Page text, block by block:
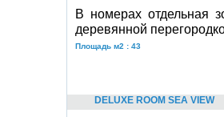
В номерах отдельная
деревянной
Площадь м2 : 43
DELUXE ROOM SEA VIEW